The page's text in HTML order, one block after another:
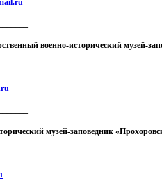
военно-исторический музей-
музей-заповедник